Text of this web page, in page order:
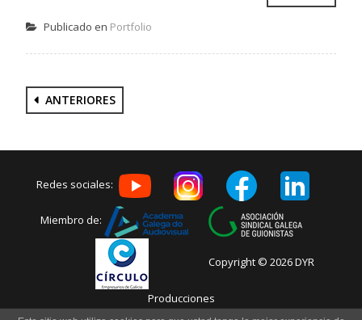
Publicado en Portfolio
Posts
ANTERIORES
Redes sociales:
Miembro de:
Copyright © 2026 DYR
Producciones